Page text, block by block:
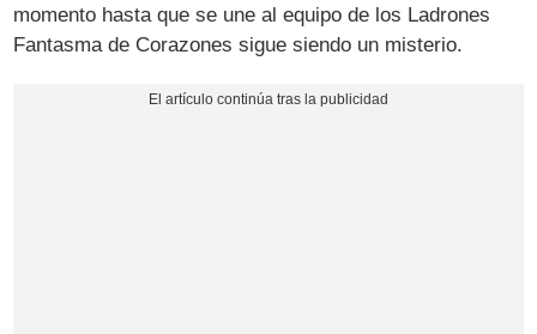
momento hasta que se une al equipo de los Ladrones
Fantasma de Corazones sigue siendo un misterio.